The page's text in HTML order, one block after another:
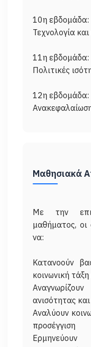
10η εβδομάδα:
Τεχνολογία
11η εβδομάδα:
Πολιτικές
12η εβδομάδα:
Μαθησιακά
Με την
μαθήματος, οι
να:
Κατανοούν
κοινωνική
ανισότητας
Αναλύουν
προσέγγιση